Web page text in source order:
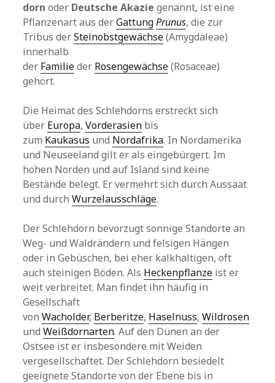
dorn oder Deutsche Akazie genannt, ist eine
Pflanzenart aus derGattungPrunus, die zur
Tribus derSteinobstgewächse(Amygdaleae)
innerhalb
der Familieder Rosengewächse(Rosaceae)
gehört.
Die Heimat des Schlehdorns erstreckt sich
über Europa,Vorderasien bis
zum Kaukasus und Nordafrika. In Nordamerika
und Neuseeland gilt er als eingebürgert. Im
hohen Norden und auf Island sind keine
Bestände belegt. Er vermehrt sich durch Aussaat
und durchWurzelausschläge.
Der Schlehdorn bevorzugt sonnige Standorte an
Weg- und Waldrändern und felsigen Hängen
oder in Gebüschen, bei eher kalkhaltigen, oft
auch steinigen Böden. Als Heckenpflanze ist er
weit verbreitet. Man findet ihn häufig in
Gesellschaft
vonWacholder, Berberitze, Haselnuss,Wildrosen
undWeißdornarten. Auf den Dünen an der
Ostsee ist er insbesondere mit Weiden
vergesellschaftet. Der Schlehdorn besiedelt
geeignete Standorte von der Ebene bis in